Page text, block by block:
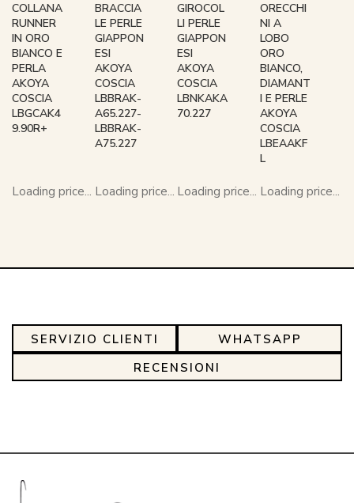
COLLANA
RUNNER
IN ORO
BIANCO E
PERLA
AKOYA
COSCIA
LBGCAK4
9.90R+
Loading price...
BRACCIA
LE PERLE
GIAPPON
ESI
AKOYA
COSCIA
LBBRAK-
A65.227-
LBBRAK-
A75.227
Loading price...
GIROCOL
LI PERLE
GIAPPON
ESI
AKOYA
COSCIA
LBNKAKA
70.227
Loading price...
ORECCHI
NI A
LOBO
ORO
BIANCO,
DIAMANT
I E PERLE
AKOYA
COSCIA
LBEAAKF
L
Loading price...
SERVIZIO CLIENTI
WHATSAPP
RECENSIONI